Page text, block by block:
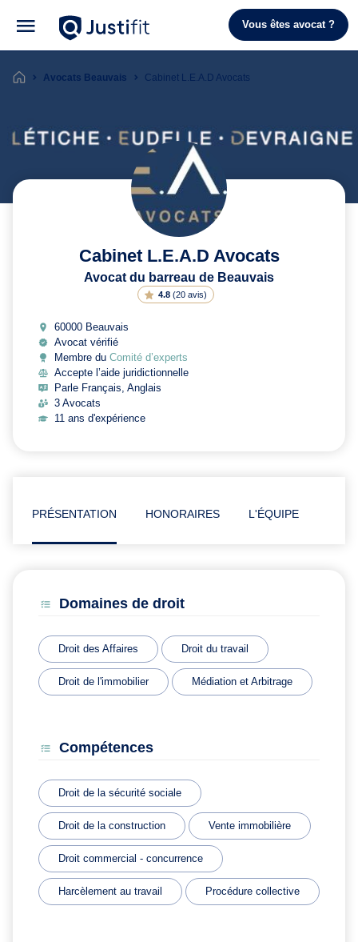
Vous êtes avocat ?
Avocats Beauvais Cabinet L.E.A.D Avocats
Cabinet L.E.A.D Avocats
Avocat du barreau de Beauvais
4.8 (20 avis)
60000 Beauvais
Avocat vérifié
Membre du Comité d’experts
Accepte l’aide juridictionnelle
Parle Français, Anglais
3 Avocats
11 ans d'expérience
PRÉSENTATION HONORAIRES L'ÉQUIPE
Domaines de droit
Droit des Affaires Droit du travail
Droit de l'immobilier Médiation et Arbitrage
Compétences
Droit de la sécurité sociale
Droit de la construction Vente immobilière
Droit commercial - concurrence
Harcèlement au travail Procédure collective